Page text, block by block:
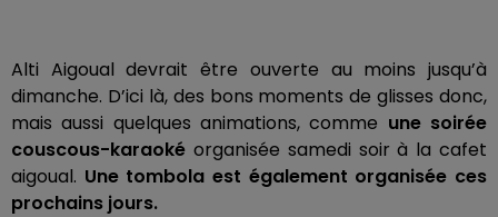
Alti Aigoual devrait être ouverte au moins jusqu’à
dimanche. D’ici là, des bons moments de glisses donc,
mais aussi quelques animations, comme une soirée
couscous-karaoké organisée samedi soir à lacafet
aigoual. Une tombola est également organisée ces
prochains jours.